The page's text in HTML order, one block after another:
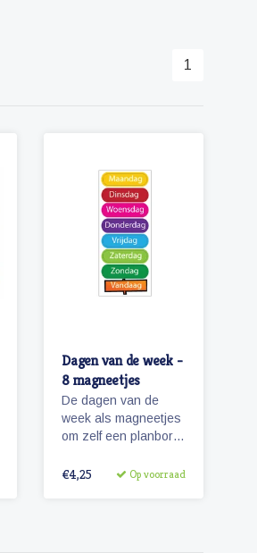
1
Dagen van de week -
8 magneetjes
De dagen van de
week als magneetjes
om zelf een planbord
€4,25 Op voorraad